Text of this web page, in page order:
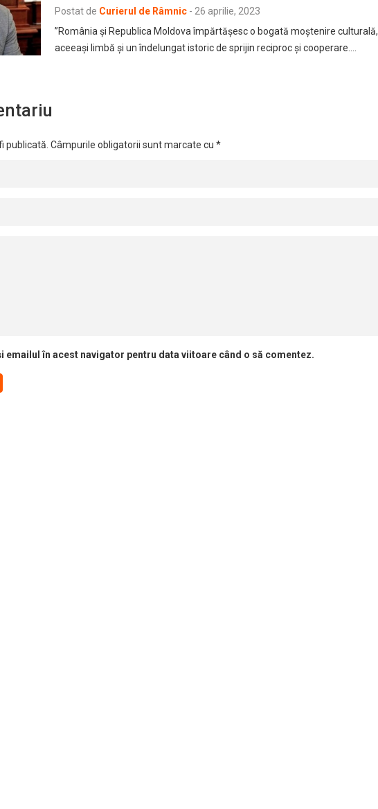
Postat de Curierul de Râmnic - 26 aprilie, 2023
”România și Republica Moldova împărtășesc o bogată moștenire culturală,
aceeași limbă și un îndelungat istoric de sprijin reciproc și cooperare.…
publicată. Câmpurile obligatorii sunt marcate cu *
emailul în acest navigator pentru data viitoare când o să comentez.